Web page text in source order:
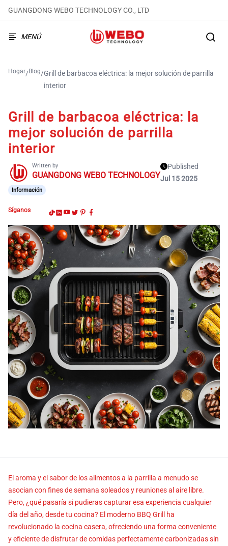
GUANGDONG WEBO TECHNOLOGY CO., LTD
MENÚ
Hogar/Blog/Grill de barbacoa eléctrica: la mejor solución de parrilla
interior
Grill de barbacoa eléctrica: la
mejor solución de parrilla
interior
Written by
GUANGDONG WEBO TECHNOLOGY
Published
Jul 15 2025
Información
Síganos
El aroma y el sabor de los alimentos a la parrilla a menudo se
asocian con fines de semana soleados y reuniones al aire libre.
Pero, ¿qué pasaría si pudieras capturar esa experiencia cualquier
día del año, desde tu cocina? El moderno BBQ Grill ha
revolucionado la cocina casera, ofreciendo una forma conveniente
y eficiente de disfrutar de comidas perfectamente carbonizadas sin